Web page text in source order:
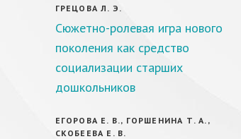
ГРЕЦОВА Л. Э.
Сюжетно-ролевая игра нового
поколения как средство
социализации старших
дошкольников
ЕГОРОВА Е. В., ГОРШЕНИНА Т. А.,
СКОБЕЕВА Е. В.